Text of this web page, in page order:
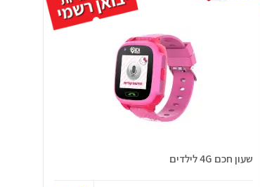
שעון חכם 4G לילדים